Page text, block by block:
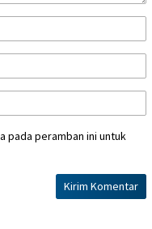
pada peramban ini untuk